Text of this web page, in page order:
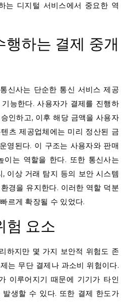
는 디지털 서비스에서 중요한 역
행하는 결제 중개
신사는 단순한 통신 서비스 제공
능한다. 사용자가 결제를 진행하
인하고, 이후 해당 금액을 사용자
츠 제공업체에는 미리 정산된 금
영된다. 이 구조는 사용자와 판매
이는 역할을 한다. 또한 통신사는
이상 거래 탐지 등의 보안 시스템
경을 유지한다. 이러한 역할 덕분
르게 확장될 수 있었다.
험 요소
하지만 몇 가지 보안적 위험도 존
는 무단 결제나 과소비 위험이다.
이루어지기 때문에 기기가 타인
생할 수 있다. 또한 결제 한도가